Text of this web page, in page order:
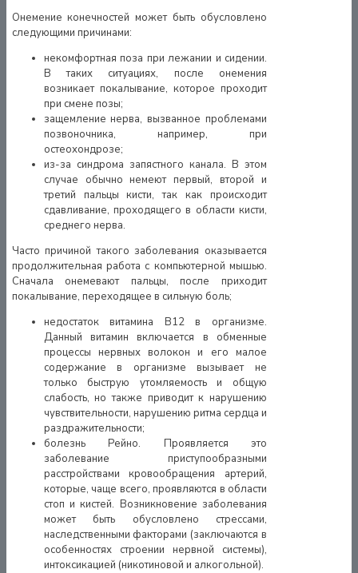
Онемение конечностей может быть обусловлено
следующими причинами:
некомфортная поза при лежании и сидении.
В таких ситуациях, после онемения
возникает покалывание, которое проходит
при смене позы;
защемление нерва, вызванное проблемами
позвоночника, например, при
остеохондрозе;
из-за синдрома запястного канала. В этом
случае обычно немеют первый, второй и
третий пальцы кисти, так как происходит
сдавливание, проходящего в области кисти,
среднего нерва.
Часто причиной такого заболевания оказывается
продолжительная работа с компьютерной мышью.
Сначала онемевают пальцы, после приходит
покалывание, переходящее в сильную боль;
недостаток витамина B12 в организме.
Данный витамин включается в обменные
процессы нервных волокон и его малое
содержание в организме вызывает не
только быструю утомляемость и общую
слабость, но также приводит к нарушению
чувствительности, нарушению ритма сердца и
раздражительности;
болезнь Рейно. Проявляется это
заболевание приступообразными
расстройствами кровообращения артерий,
которые, чаще всего, проявляются в области
стоп и кистей. Возникновение заболевания
может быть обусловлено стрессами,
наследственными факторами (заключаются в
особенностях строении нервной системы),
интоксикацией (никотиновой и алкогольной).